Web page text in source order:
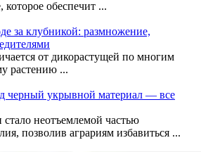
которое обеспечит ...
за клубникой: размножение,
от дикорастущей по многим
растению ...
черный укрывной материал — все
неотъемлемой частью
позволив аграриям избавиться ...